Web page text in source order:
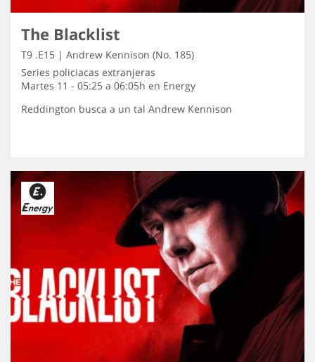
The Blacklist
T9 .E15 | Andrew Kennison (No. 185)
Series policiacas extranjeras
Martes 11 - 05:25 a 06:05h en Energy
Reddington busca a un tal Andrew Kennison